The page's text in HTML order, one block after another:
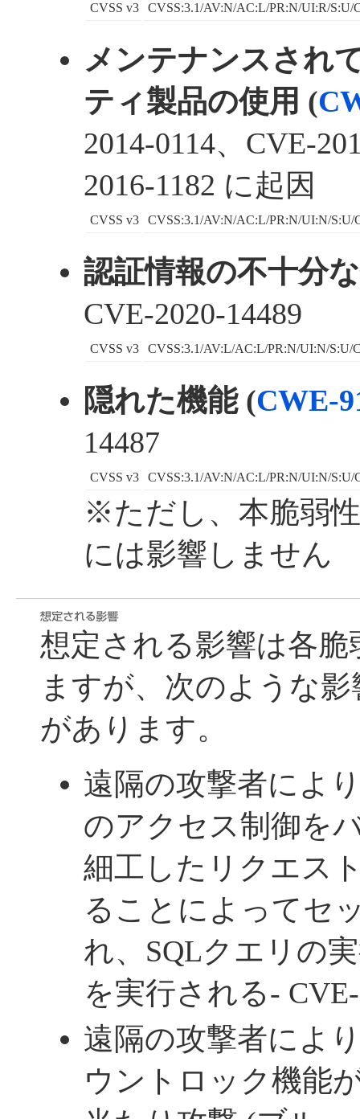
CVSS v3 CVSS:3.1/AV:N/AC:L/PR:N/UI:R/
メンテナンスされ
ティ製品の使用 (
2014-0114、CVE-
2016-1182 に起因
CVSS v3 CVSS:3.1/AV:N/AC:L/PR:N/UI:N/
認証情報の不十分
CVE-2020-14489
CVSS v3 CVSS:3.1/AV:L/AC:L/PR:N/UI:N/S:U/
隠れた機能 (CWE-
14487
CVSS v3 CVSS:3.1/AV:N/AC:L/PR:N/UI:N/
※ただし、本脆弱性
には影響しません
想定される影響は各
ますが、次のような
があります。
遠隔の攻撃者によ
のアクセス制御を
細工したリクエス
ることによってセ
れ、SQLクエリの
を実行される-
遠隔の攻撃者によ
ウントロック機能